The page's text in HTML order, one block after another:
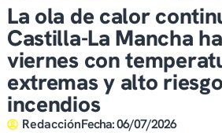
La ola de calor
Castilla-La Mancha
viernes con
extremas y alto
incendios
RedacciónFecha:06/07/2026